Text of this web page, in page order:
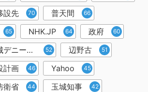
設先 70 普天間 66
65 NHK.JP 64 政府 60
玉城デニー知事 52 辺野古 51
計画 46 Yahoo 45
衛省 44 玉城知事 42